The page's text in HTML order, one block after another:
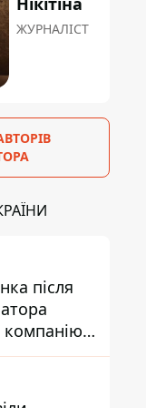
ЖУРНАЛІСТ
після
компанію-